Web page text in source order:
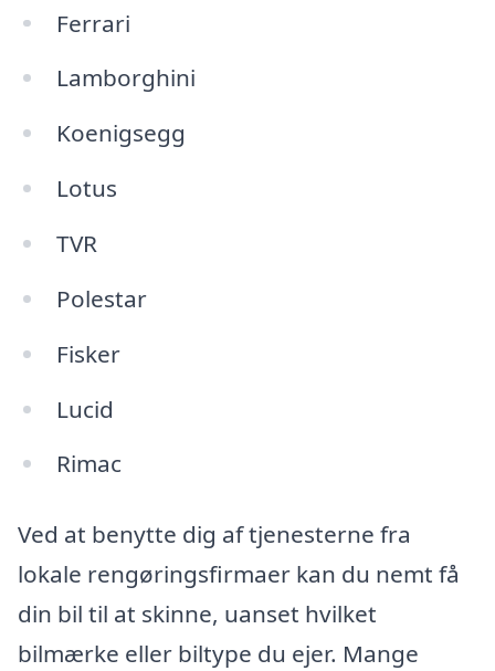
Ferrari
Lamborghini
Koenigsegg
Lotus
TVR
Polestar
Fisker
Lucid
Rimac
Ved at benytte dig af tjenesterne fra
lokale rengøringsfirmaer kan du nemt få
din bil til at skinne, uanset hvilket
bilmærke eller biltype du ejer. Mange